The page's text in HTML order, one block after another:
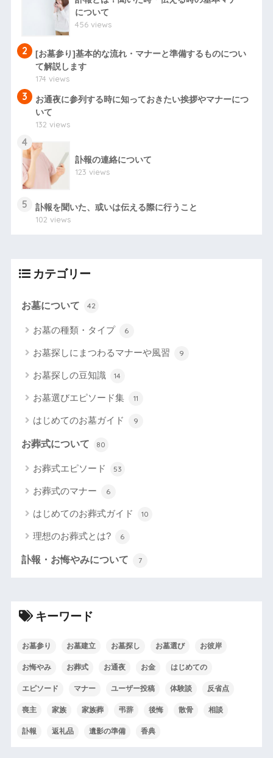
について
456 views
2
[お墓参り]基本的な流れ・マナーと準備するものについ
て解説します
174 views
3
お通夜に参列する時に知っておきたい挨拶やマナーにつ
いて
132 views
4
訃報の連絡について
123 views
5
訃報を聞いた、或いは伝える際に行うこと
102 views
カテゴリー
お墓について 42
お墓の種類・タイプ 6
お墓探しにまつわるマナーや風習 9
お墓探しの豆知識 14
お墓選びエピソード集 11
はじめてのお墓ガイド 9
お葬式について 80
お葬式エピソード 53
お葬式のマナー 6
はじめてのお葬式ガイド 10
理想のお葬式とは? 6
訃報・お悔やみについて 7
キーワード
お墓参り お墓建立 お墓探し お墓選び お彼岸
お悔やみ お葬式 お通夜 お金 はじめての
エピソード マナー ユーザー投稿 体験談 反省点
喪主 家族 家族葬 弔辞 後悔 散骨 相談
訃報 返礼品 遺影の準備 香典